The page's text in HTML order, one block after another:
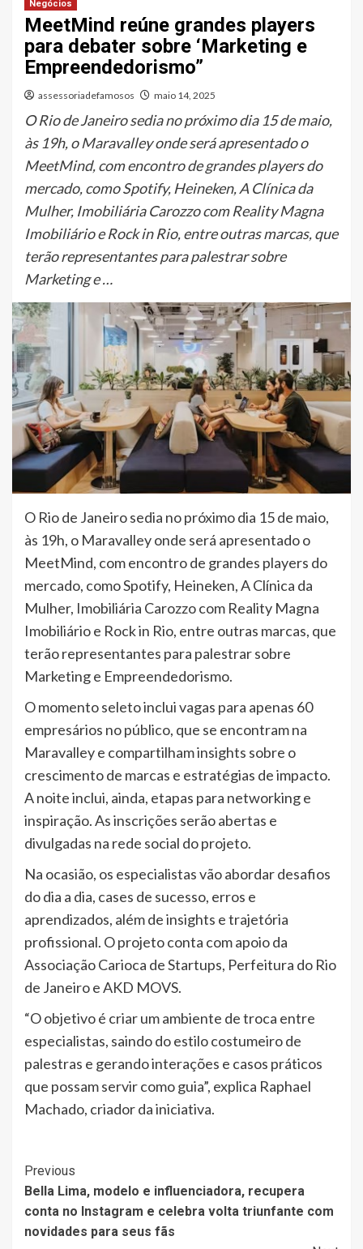
Negócios
MeetMind reúne grandes players
para debater sobre ‘Marketing e
Empreendedorismo”
assessoriadefamosos maio 14, 2025
O Rio de Janeiro sedia no próximo dia 15 de maio,
às 19h, o Maravalley onde será apresentado o
MeetMind, com encontro de grandes players do
mercado, como Spotify, Heineken, A Clínica da
Mulher, Imobiliária Carozzo com Reality Magna
Imobiliário e Rock in Rio, entre outras marcas, que
terão representantes para palestrar sobre
Marketing e …
O Rio de Janeiro sedia no próximo dia 15 de maio,
às 19h, o Maravalley onde será apresentado o
MeetMind, com encontro de grandes players do
mercado, como Spotify, Heineken, A Clínica da
Mulher, Imobiliária Carozzo com Reality Magna
Imobiliário e Rock in Rio, entre outras marcas, que
terão representantes para palestrar sobre
Marketing e Empreendedorismo.
O momento seleto inclui vagas para apenas 60
empresários no público, que se encontram na
Maravalley e compartilham insights sobre o
crescimento de marcas e estratégias de impacto.
A noite inclui, ainda, etapas para networking e
inspiração. As inscrições serão abertas e
divulgadas na rede social do projeto.
Na ocasião, os especialistas vão abordar desafios
do dia a dia, cases de sucesso, erros e
aprendizados, além de insights e trajetória
profissional. O projeto conta com apoio da
Associação Carioca de Startups, Perfeitura do Rio
de Janeiro e AKD MOVS.
“O objetivo é criar um ambiente de troca entre
especialistas, saindo do estilo costumeiro de
palestras e gerando interações e casos práticos
que possam servir como guia”, explica Raphael
Machado, criador da iniciativa.
Post
Navigation
Previous
Bella Lima, modelo e influenciadora, recupera
conta no Instagram e celebra volta triunfante com
novidades para seus fãs